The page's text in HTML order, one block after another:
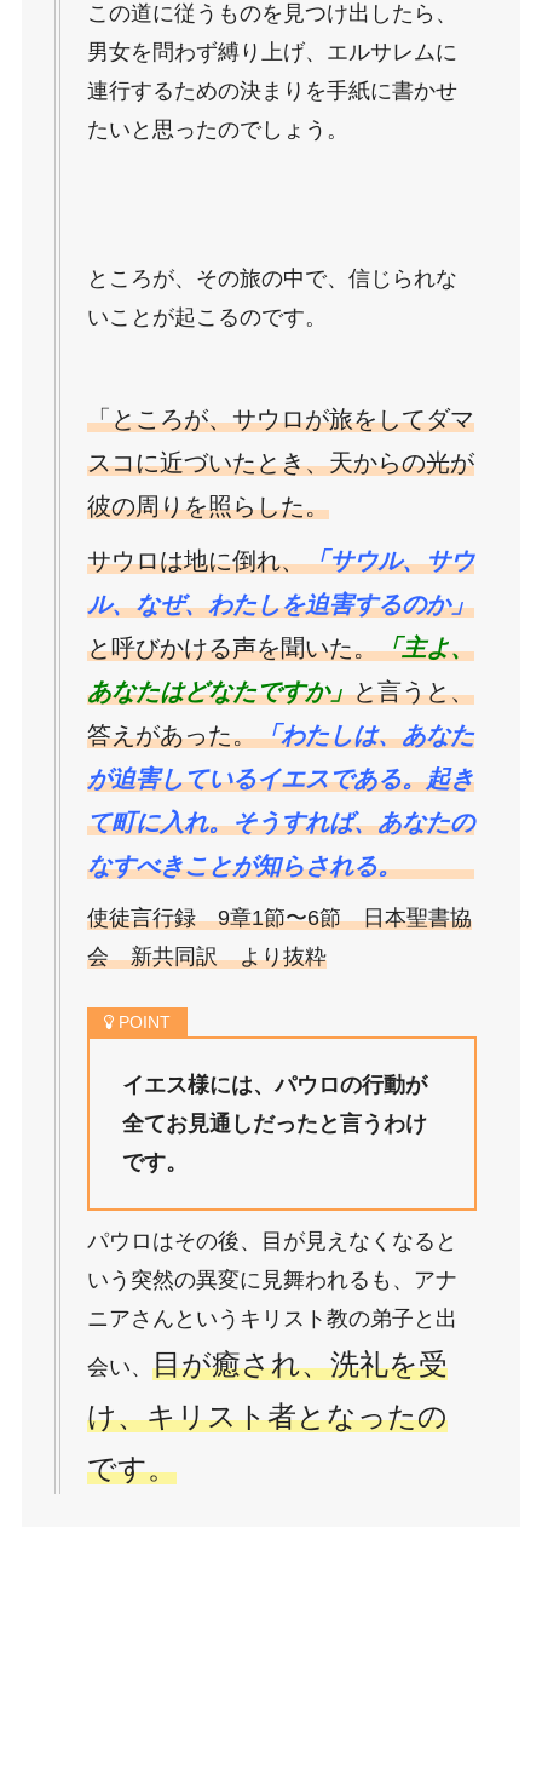
この道に従うものを見つけ出したら、
男女を問わず縛り上げ、エルサレムに
連行するための決まりを手紙に書かせ
たいと思ったのでしょう。
ところが、その旅の中で、信じられな
いことが起こるのです。
「ところが、サウロが旅をしてダマ
スコに近づいたとき、天からの光が
彼の周りを照らした。
サウロは地に倒れ、「サウル、サウ
ル、なぜ、わたしを迫害するのか」
と呼びかける声を聞いた。「主よ、
あなたはどなたですか」と言うと、
答えがあった。「わたしは、あなた
が迫害しているイエスである。起き
て町に入れ。そうすれば、あなたの
なすべきことが知らされる。
使徒言行録 9章1節〜6節 日本聖書協
会 新共同訳 より抜粋
イエス様には、パウロの行動が
全てお見通しだったと言うわけ
です。
パウロはその後、目が見えなくなると
いう突然の異変に見舞われるも、アナ
ニアさんというキリスト教の弟子と出
会い、 目が癒され、洗礼を受
け、キリスト者となったの
です。